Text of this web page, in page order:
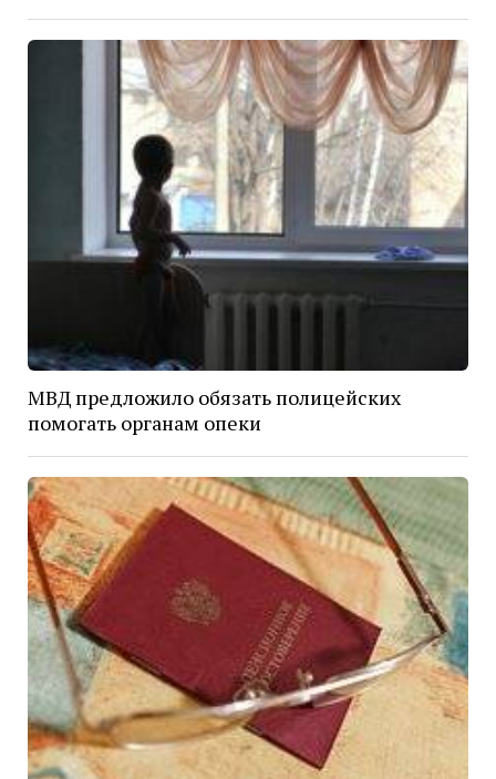
МВД предложило обязать полицейских
помогать органам опеки